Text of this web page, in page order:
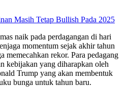
Masih Tetap Bullish Pada 2025
naik pada perdagangan di hari
momentum sejak akhir tahun
memecahkan rekor. Para pedagang
kebijakan yang diharapkan oleh
Trump yang akan membentuk
bunga untuk tahun baru.